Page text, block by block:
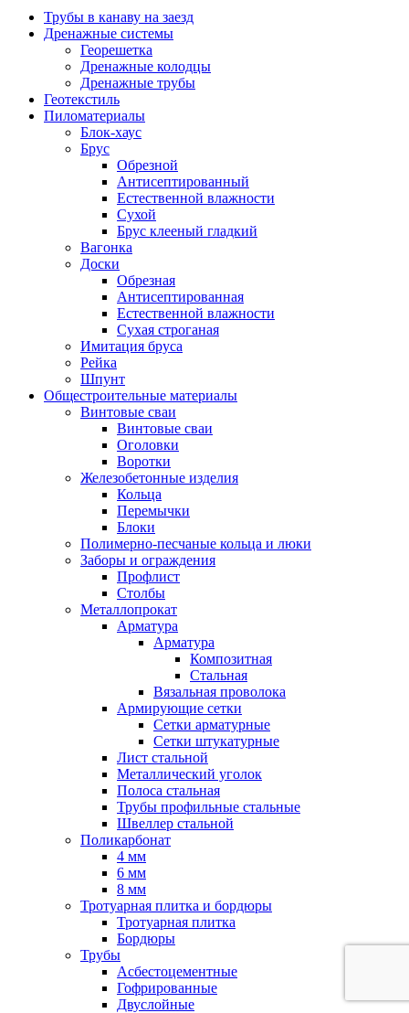
Трубы в канаву на заезд
Дренажные системы
Георешетка
Дренажные колодцы
Дренажные трубы
Геотекстиль
Пиломатериалы
Блок-хаус
Брус
Обрезной
Антисептированный
Естественной влажности
Сухой
Брус клееный гладкий
Вагонка
Доски
Обрезная
Антисептированная
Естественной влажности
Сухая строганая
Имитация бруса
Рейка
Шпунт
Общестроительные материалы
Винтовые сваи
Винтовые сваи
Оголовки
Воротки
Железобетонные изделия
Кольца
Перемычки
Блоки
Полимерно-песчаные кольца и люки
Заборы и ограждения
Профлист
Столбы
Металлопрокат
Арматура
Арматура
Композитная
Стальная
Вязальная проволока
Армирующие сетки
Сетки арматурные
Сетки штукатурные
Лист стальной
Металлический уголок
Полоса стальная
Трубы профильные стальные
Швеллер стальной
Поликарбонат
4 мм
6 мм
8 мм
Тротуарная плитка и бордюры
Тротуарная плитка
Бордюры
Трубы
Асбестоцементные
Гофрированные
Двуслойные